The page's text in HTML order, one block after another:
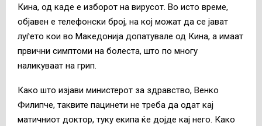
Кина, од каде е изборот на вирусот. Во исто време,
објавен е телефонски број, на кој можат да се јават
луѓето кои во Македонија допатувале од Кина, а имаат
првични симптоми на болеста, што по многу
наликуваат на грип.
Како што изјави министерот за здравство, Венко
Филипче, таквите пацинети не треба да одат кај
матичниот доктор, туку екипа ќе дојде кај него. Како